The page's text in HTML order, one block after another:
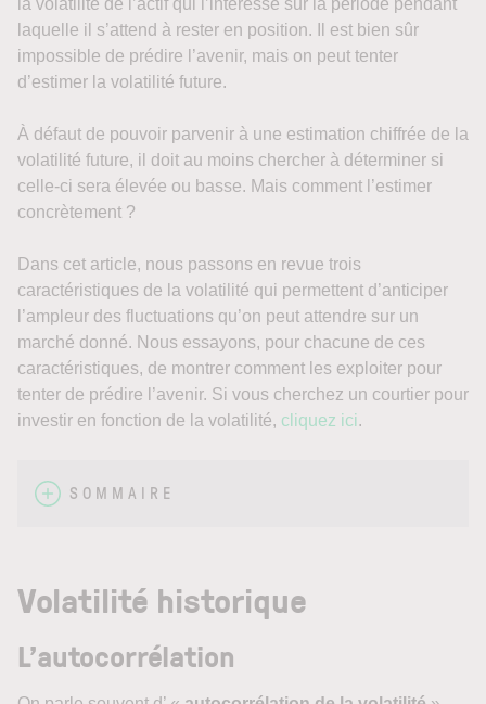
la volatilité de l’actif qui l’intéresse sur la période pendant
laquelle il s’attend à rester en position. Il est bien sûr
impossible de prédire l’avenir, mais on peut tenter
d’estimer la volatilité future.
À défaut de pouvoir parvenir à une estimation chiffrée de la
volatilité future, il doit au moins chercher à déterminer si
celle-ci sera élevée ou basse. Mais comment l’estimer
concrètement ?
Dans cet article, nous passons en revue trois
caractéristiques de la volatilité qui permettent d’anticiper
l’ampleur des fluctuations qu’on peut attendre sur un
marché donné. Nous essayons, pour chacune de ces
caractéristiques, de montrer comment les exploiter pour
tenter de prédire l’avenir. Si vous cherchez un courtier pour
investir en fonction de la volatilité, cliquez ici.
SOMMAIRE
Volatilité historique
L’autocorrélation